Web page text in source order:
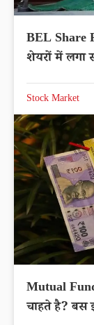
BEL Share
शेयरों में लगा
Stock Market
Mutual
चाहते है? बस